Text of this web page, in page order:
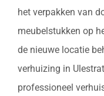
het verpakken van
meubelstukken op
de nieuwe locatie
verhuizing in
professioneel